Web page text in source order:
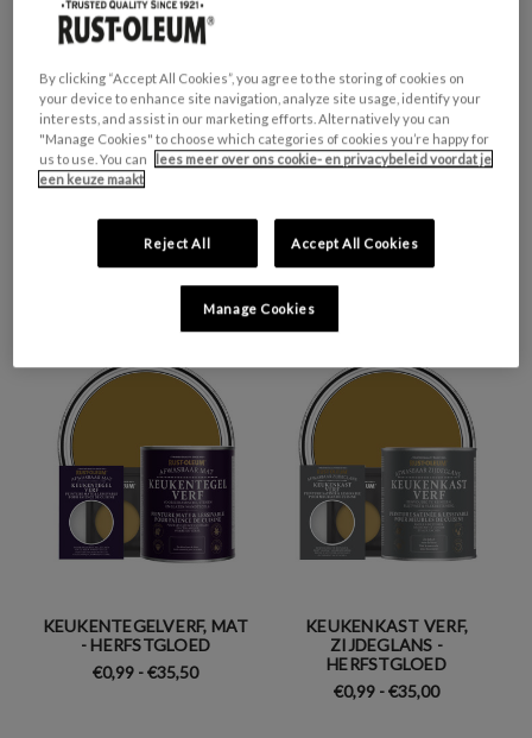
CHALKY MEUBELVERF -
€0,99 - €30,00
KEUKENTEGELVERF,
KEUKENTEGELVERF, MAT
- HERFSTGLOED
€0,99 - €35,50
KEUKENKAST VERF,
ZIJDEGLANS -
HERFSTGLOED
€0,99 - €35,00
By clicking “Accept All Cookies”, you agree to the storing of cookies on
your device to enhance site navigation, analyze site usage, identify your
interests, and assist in our marketing efforts. Alternatively you can
"Manage Cookies" to choose which categories of cookies you’re happy for
us to use. You can
lees meer over ons cookie- en privacybeleid voordat je
een keuze maakt
Reject All Accept All Cookies
Manage Cookies